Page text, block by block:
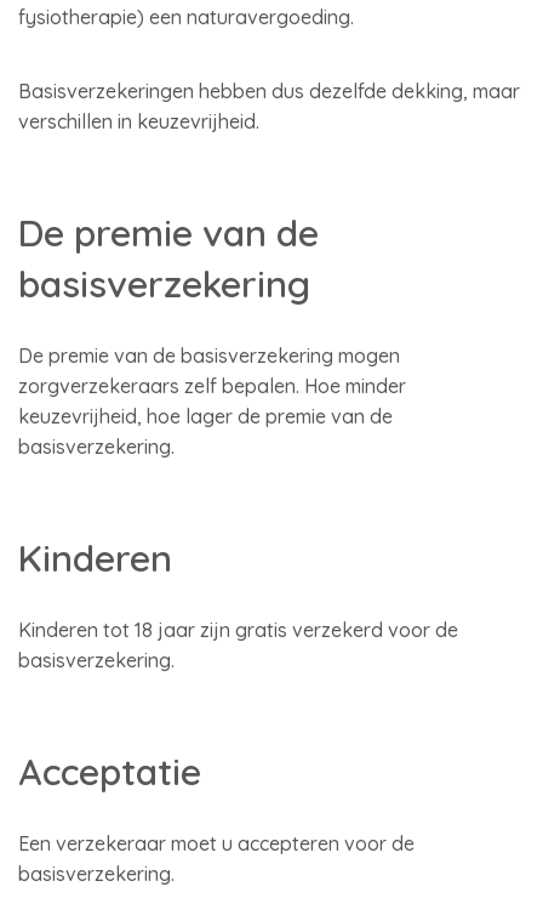
fysiotherapie) een naturavergoeding.
Basisverzekeringen hebben dus dezelfde dekking, maar
verschillen in keuzevrijheid.
De premie van de
basisverzekering
De premie van de basisverzekering mogen
zorgverzekeraars zelf bepalen. Hoe minder
keuzevrijheid, hoe lager de premie van de
basisverzekering.
Kinderen
Kinderen tot 18 jaar zijn gratis verzekerd voor de
basisverzekering.
Acceptatie
Een verzekeraar moet u accepteren voor de
basisverzekering.